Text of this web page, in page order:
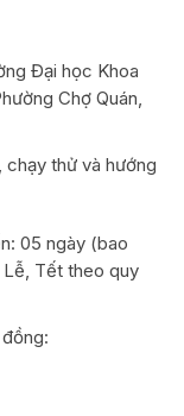
Đại học Khoa
Chợ Quán,
thử và hướng
05 ngày (bao
Tết theo quy